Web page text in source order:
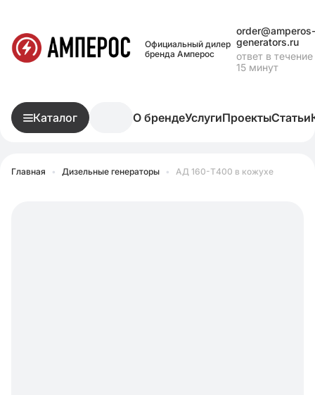
Официальный дилер
бренда Амперос
order@amperos-
generators.ru
ответ в течение
15 минут
Каталог О брендеУслугиПроектыСтатьи
Главная • Дизельные генераторы • АД 160-Т400 в кожухе